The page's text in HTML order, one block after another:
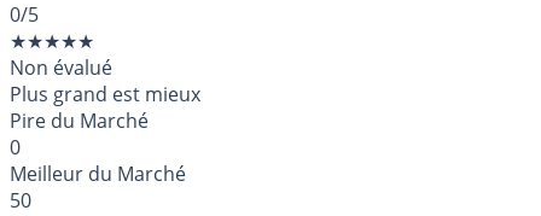
0/5
★★★★★
Non évalué
Plus grand est mieux
Pire du Marché
0
Meilleur du Marché
50